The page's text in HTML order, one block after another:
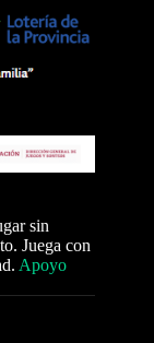
sin
Juega con
Apoyo